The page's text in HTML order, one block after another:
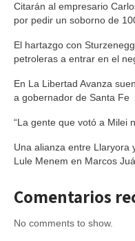
Citarán al empresario
por pedir un soborno de
El hartazgo con
petroleras a entrar en el
En La Libertad Avanza
a gobernador de Santa Fe
“La gente que votó a Milei
Una alianza entre Llaryora
Lule Menem en Marcos
Comentarios
No comments to show.